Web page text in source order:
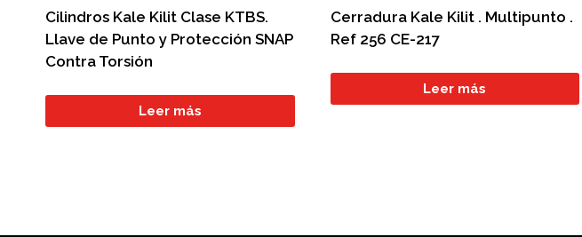
Cilindros Kale Kilit Clase KTBS.
Llave de Punto y Protección SNAP
Contra Torsión
Leer más
Cerradura Kale Kilit . Multipunto .
Ref 256 CE-217
Leer más